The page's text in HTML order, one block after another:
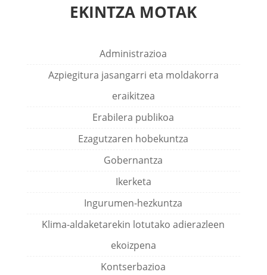
EKINTZA MOTAK
Administrazioa
Azpiegitura jasangarri eta moldakorra
eraikitzea
Erabilera publikoa
Ezagutzaren hobekuntza
Gobernantza
Ikerketa
Ingurumen-hezkuntza
Klima-aldaketarekin lotutako adierazleen
ekoizpena
Kontserbazioa